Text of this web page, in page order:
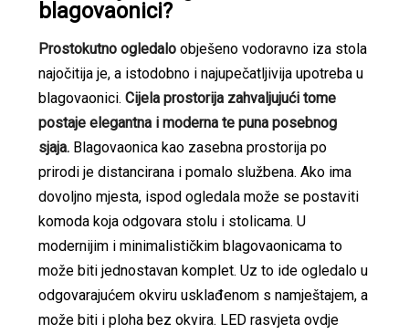
blagovaonici?
Prostokutno ogledalo obješeno vodoravno iza stola
najočitija je, a istodobno i najupečatljivija upotreba u
blagovaonici.Cijela prostorija zahvaljujući tome
postaje elegantna i moderna te puna posebnog
sjaja. Blagovaonica kao zasebna prostorija po
prirodi je distancirana i pomalo službena. Ako ima
dovoljno mjesta, ispod ogledala može se postaviti
komoda koja odgovara stolu i stolicama. U
modernijim i minimalističkim blagovaonicama to
može biti jednostavan komplet. Uz to ide ogledalo u
odgovarajućem okviru usklađenom s namještajem, a
može biti i ploha bez okvira. LED rasvjeta ovdje